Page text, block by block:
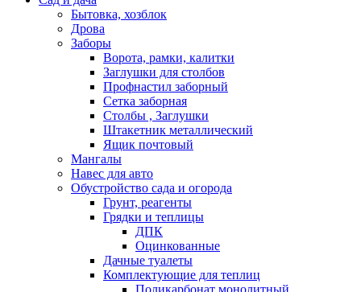
Бытовка, хозблок
Дрова
Заборы
Ворота, рамки, калитки
Заглушки для столбов
Профнастил заборный
Сетка заборная
Столбы , Заглушки
Штакетник металлический
Ящик почтовый
Мангалы
Навес для авто
Обустройство сада и огорода
Грунт, реагенты
Грядки и теплицы
ДПК
Оцинкованные
Дачные туалеты
Комплектующие для теплиц
Поликарбонат монолитный